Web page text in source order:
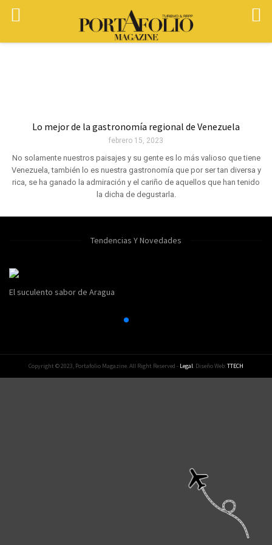
Lo mejor de la gastronomía regional de Venezuela
febrero 15, 2023
No solamente nuestros paisajes y su gente es lo más valioso que tiene
Venezuela, también lo es nuestra gastronomía que por ser tan diversa y
rica, se ha ganado la admiración y el cariño de aquellos que han tenido
la dicha de degustarla.
Tendencias Y Novedades
El suculento sabor de Aragua
Copyright © 2023, Portafolio Magazine. All Right Reserved - Legal. Diseño Web:TTECH